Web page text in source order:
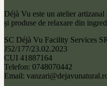
Déjà Vu este un atelier artizanal
și produse de relaxare din
SC Déjà Vu Facility Services
J52/177/23.02.2023
CUI 41887164
Telefon: 0748070442
Email: